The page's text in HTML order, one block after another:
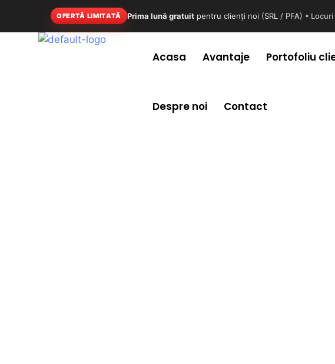
OFERTĂ LIMITATĂ Prima lună gratuitpentru clienți noi (SRL / PFA) •
Acasa Avantaje Portofoliu
Despre noi Contact